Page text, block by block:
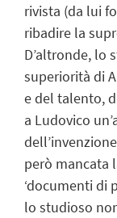
rivista (da lui
ribadire la
D’altronde, lo
superiorità di
e del talento,
a Ludovico
però mancata
‘documenti di
lo studioso